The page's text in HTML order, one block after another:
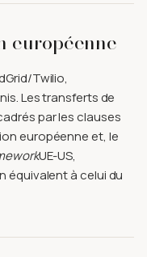
européenne
Twilio,
Les transferts de
par les clauses
européenne et, le
UE-US,
équivalent à celui du